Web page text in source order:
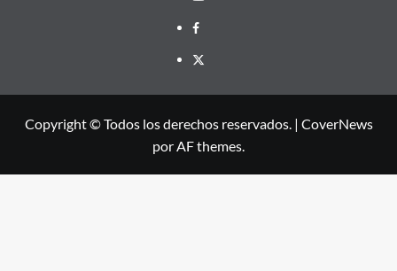
Facebook
X
Copyright © Todos los derechos reservados. | CoverNews
por AF themes.